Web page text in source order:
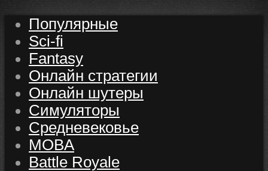
Популярные
Sci-fi
Fantasy
Онлайн стратегии
Онлайн шутеры
Симуляторы
Средневековье
MOBA
Battle Royale